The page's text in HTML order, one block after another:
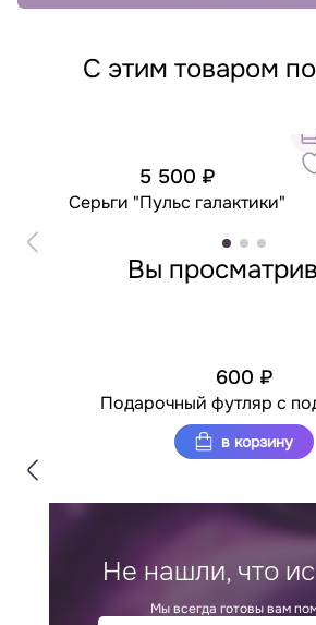
С этим товаром
5 500 ₽
Серьги "Пульс галактики"
Вы
600 ₽
Подарочный футляр с
в корзину
Не нашли, что
Мы всегда готовы вам